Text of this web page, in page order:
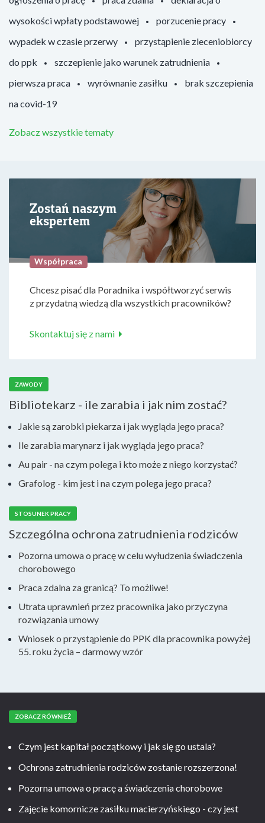
wysokości wpłaty podstawowej
porzucenie pracy
wypadek w czasie przerwy
przystąpienie zleceniobiorcy
do ppk
szczepienie jako warunek zatrudnienia
pierwsza praca
wyrównanie zasiłku
brak szczepienia
na covid-19
Zobacz wszystkie tematy
Zostań naszym
ekspertem
Współpraca
Chcesz pisać dla Poradnika i współtworzyć serwis
z przydatną wiedzą dla wszystkich pracowników?
Skontaktuj się z nami
ZAWODY
Bibliotekarz - ile zarabia i jak nim zostać?
Jakie są zarobki piekarza i jak wygląda jego praca?
Ile zarabia marynarz i jak wygląda jego praca?
Au pair - na czym polega i kto może z niego korzystać?
Grafolog - kim jest i na czym polega jego praca?
STOSUNEK PRACY
Szczególna ochrona zatrudnienia rodziców
Pozorna umowa o pracę w celu wyłudzenia świadczenia
chorobowego
Praca zdalna za granicą? To możliwe!
Utrata uprawnień przez pracownika jako przyczyna
rozwiązania umowy
Wniosek o przystąpienie do PPK dla pracownika powyżej
55. roku życia – darmowy wzór
ZOBACZ RÓWNIEŻ
Czym jest kapitał początkowy i jak się go ustala?
Ochrona zatrudnienia rodziców zostanie rozszerzona!
Pozorna umowa o pracę a świadczenia chorobowe
Zajęcie komornicze zasiłku macierzyńskiego - czy jest